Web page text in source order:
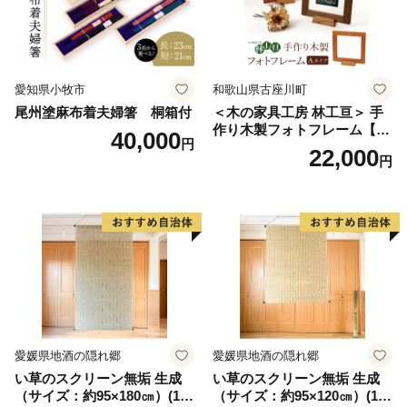
愛知県小牧市
尾州塗麻布着夫婦箸 桐箱付
40,000円
和歌山県古座川町
＜木の家具工房 林工亘＞ 手
作り木製フォトフレーム【A
22,000円
愛媛県地酒の隠れ郷
い草のスクリーン無垢 生成
（サイズ：約95×180㎝）(14
愛媛県地酒の隠れ郷
い草のスクリーン無垢 生成
（サイズ：約95×120㎝）(14